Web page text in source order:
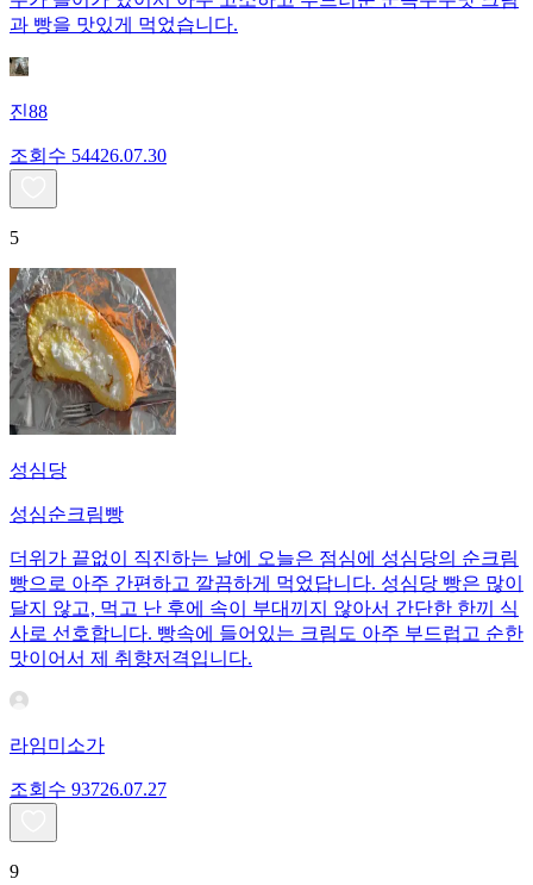
과 빵을 맛있게 먹었습니다.
진88
조회수 54426.07.30
5
성심당
성심순크림빵
더위가 끝없이 직진하는 날에 오늘은 점심에 성심당의 순크림
빵으로 아주 간편하고 깔끔하게 먹었답니다. 성심당 빵은 많이
달지 않고, 먹고 난 후에 속이 부대끼지 않아서 간단한 한끼 식
사로 선호합니다. 빵속에 들어있는 크림도 아주 부드럽고 순한
맛이어서 제 취향저격입니다.
라임미소가
조회수 93726.07.27
9